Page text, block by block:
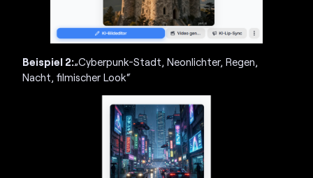
Beispiel 2:„Cyberpunk-Stadt, Neonlichter, Regen,
Nacht, filmischer Look“